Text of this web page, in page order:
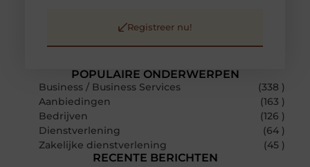
POPULAIRE ONDERWERPEN
Business / Business Services
(338 )
Aanbiedingen
(163 )
Bedrijven
(126 )
Dienstverlening
(64 )
Zakelijke dienstverlening
(45 )
RECENTE BERICHTEN
Registreer nu!